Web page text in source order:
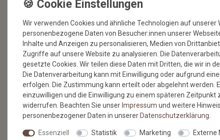
* Mit der Anmeldung für den Newsletter erklären Sie sich damit
einverstanden, dass wir Ihnen regelmäßig Informationen zu unserem
Sortiment per E-Mail zuschicken. Den Newsletter können Sie jederzeit
kostenlos wieder abmelden.
BESUCHEN SIE AUCH
UNSEREN BLOG
Alles über unsere Produkte, Verlegetipps und neueste
Wir verwenden Cookies und ähnliche Technologien auf unserer
personenbezogene Daten von Besucher:innen unserer
Inhalte und Anzeigen zu personalisieren, Medien von
Zugriffe auf unsere Website zu analysieren. Die
gesetzte Cookies. Wir teilen diese Daten mit Dritten, die wir in
Die Datenverarbeitung kann mit Einwilligung oder aufgrund
erfolgen. Die Zustimmung kann erteilt oder abgelehnt werden.
einzuwilligen und die Einwilligung zu einem späteren Zeitpunkt
widerrufen. Beachten Sie unser Impressum und weitere
personenbezogener Daten in unserer Daten­schutz­erklärung
Essenziell Statistik Marketing Externe